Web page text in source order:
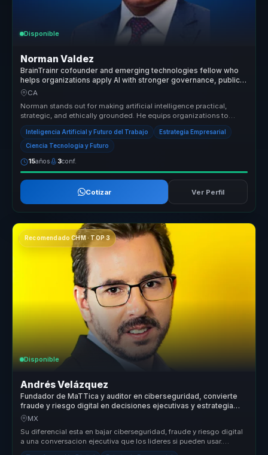
Disponible
Norman Valdez
BrainTrainr cofounder and emerging technologies fellow who
helps organizations apply AI with stronger governance, public
trust, and long-term social value.
CA
Norman stands out for making artificial intelligence practical,
strategic, and ethically grounded. He equips organizations to
move beyond...
Inteligencia Artificial y Futuro del Trabajo Estrategia Empresarial
Ciencia Tecnología y Futuro
15años 3conf.
Cotizar Ver Perfil
Recomendado CHM · TOP 3
Disponible
Andrés Velázquez
Fundador de MaTTica y auditor en ciberseguridad, convierte
fraude y riesgo digital en decisiones ejecutivas y estrategia
para empresas.
MX
Su diferencial esta en bajar ciberseguridad, fraude y riesgo digital
a una conversacion ejecutiva que los lideres si pueden usar.
Convier...